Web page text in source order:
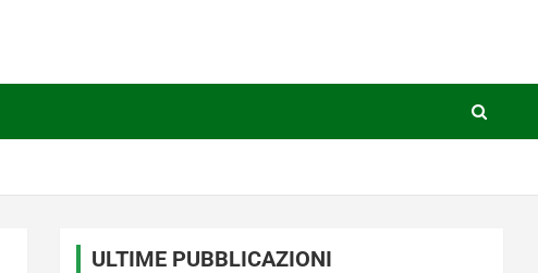
ULTIME PUBBLICAZIONI